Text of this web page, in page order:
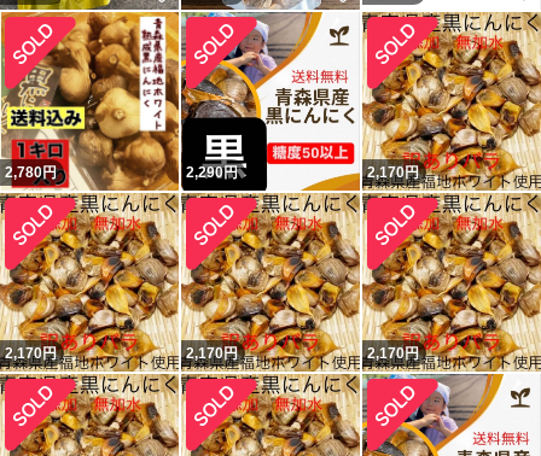
2,780円 2,290円 2,170円
2,170円 2,170円 2,170円